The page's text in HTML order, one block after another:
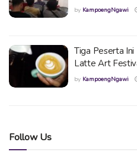
by KampoengNgawi
Tiga Peserta
Latte Art
by KampoengNgawi
Follow Us